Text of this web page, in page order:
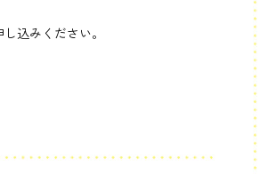
込みください。